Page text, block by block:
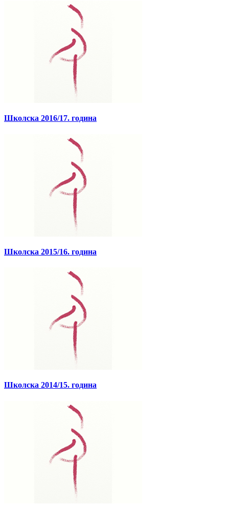
Школска 2016/17. година
Школска 2015/16. година
Школска 2014/15. година